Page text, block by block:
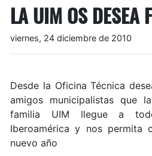
LA UIM OS DESEA
viernes, 24 diciembre de 2010
Desde la Oficina Técnica
amigos municipalistas que
familia UIM llegue a
Iberoamérica y nos permita
nuevo año